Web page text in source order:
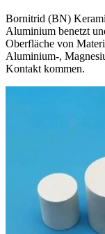
Bornitrid (BN)
Aluminium benetzt
Oberfläche von
Aluminium-,
Kontakt kommen.